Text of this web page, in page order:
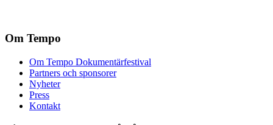
Om Tempo
Om Tempo Dokumentärfestival
Partners och sponsorer
Nyheter
Press
Kontakt